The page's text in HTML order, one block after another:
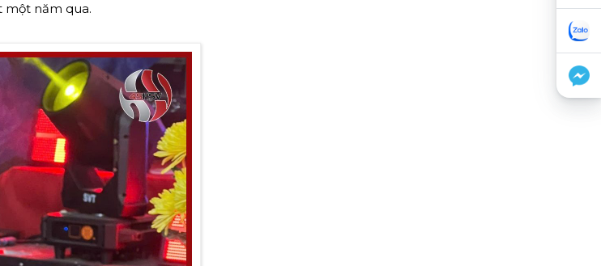
một năm qua.